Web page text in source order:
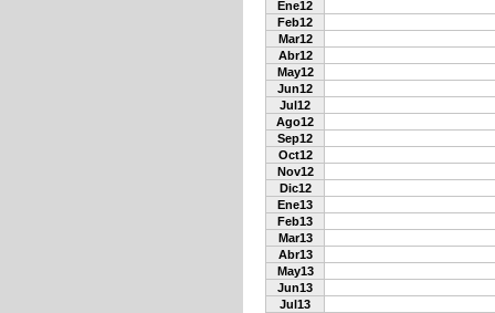
Ene12
Feb12
Mar12
Abr12
May12
Jun12
Jul12
Ago12
Sep12
Oct12
Nov12
Dic12
Ene13
Feb13
Mar13
Abr13
May13
Jun13
Jul13